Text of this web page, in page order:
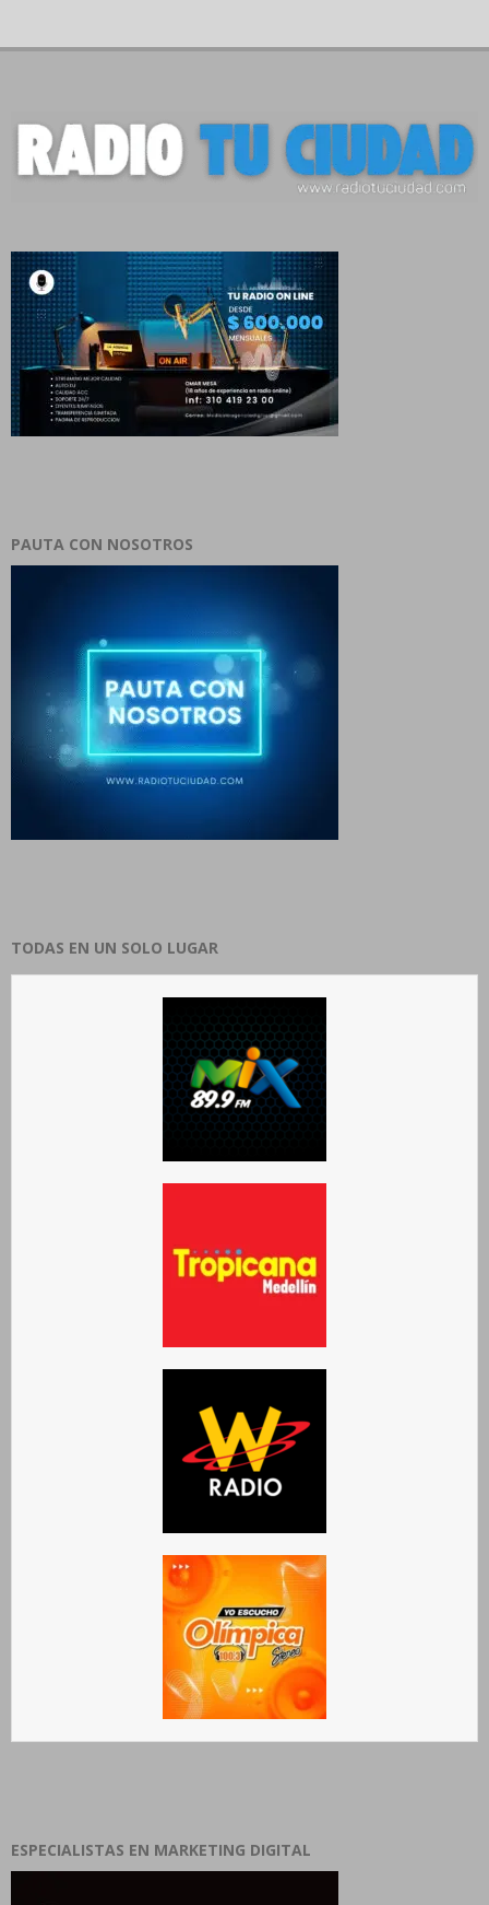
PAUTA CON NOSOTROS
TODAS EN UN SOLO LUGAR
ESPECIALISTAS EN MARKETING DIGITAL